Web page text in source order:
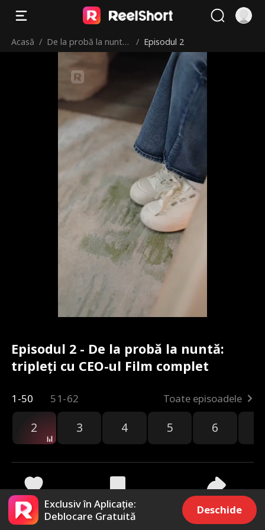
Acasă / De la probă la nuntă:
tripleți cu CEO-ul
/ Episodul 2
Episodul 2 - De la probă la nuntă:
tripleți cu CEO-ul Film complet
1-50 51-62 Toate episoadele
2 3 4 5 6
9.7k 74.4k Distribuie
Exclusiv în Aplicație:
Deblocare Gratuită
Deschide